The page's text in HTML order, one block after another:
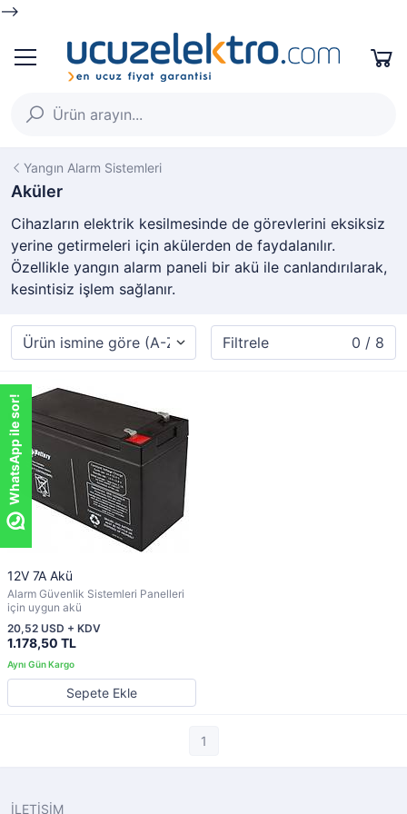
-->
Yangın Alarm Sistemleri
Aküler
Cihazların elektrik kesilmesinde de görevlerini eksiksiz
yerine getirmeleri için akülerden de faydalanılır.
Özellikle yangın alarm paneli bir akü ile canlandırılarak,
kesintisiz işlem sağlanır.
Filtrele 0 / 8
12V 7A Akü
Alarm Güvenlik Sistemleri Panelleri
için uygun akü
1.178,50 TL
20,52 USD + KDV
Sepete Ekle
1
İLETİŞİM
WhatsApp ile sor!
WhatsApp ile sor!